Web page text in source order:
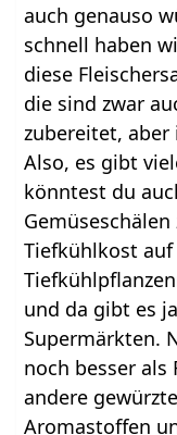
auch genauso
schnell haben
diese
die sind zwar
zubereitet, aber
Also, es gibt
könntest du
Tiefkühlkost
und da gibt es
Supermärkten.
noch besser als
andere
Aromastoffen